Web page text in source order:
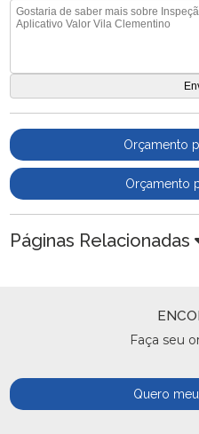
Orçamento
Orçamento
Páginas Relacionadas
Faça seu
Quero